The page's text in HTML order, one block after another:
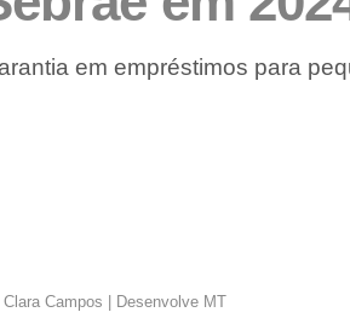
em empréstimos para
Clara Campos | Desenvolve MT